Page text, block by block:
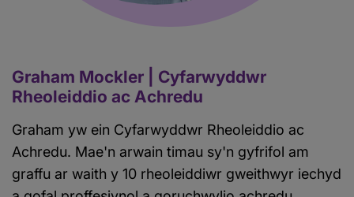
Graham Mockler | Cyfarwyddwr
Rheoleiddio ac Achredu
Graham yw ein Cyfarwyddwr Rheoleiddio ac
Achredu. Mae'n arwain timau sy'n gyfrifol am
graffu ar waith y 10 rheoleiddiwr gweithwyr iechyd